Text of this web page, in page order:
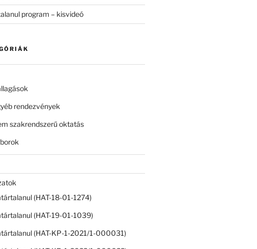
program – kisvideó
rendezvények
szakrendszerű oktatás
(HAT-18-01-1274)
(HAT-19-01-1039)
(HAT-KP-1-2021/1-000031)